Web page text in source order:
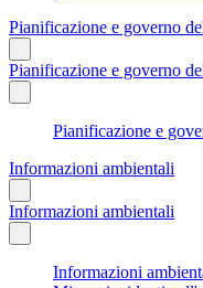
Pianificazione e governo
Pianificazione e governo
Pianificazione e
Informazioni ambientali
Informazioni ambientali
Informazioni